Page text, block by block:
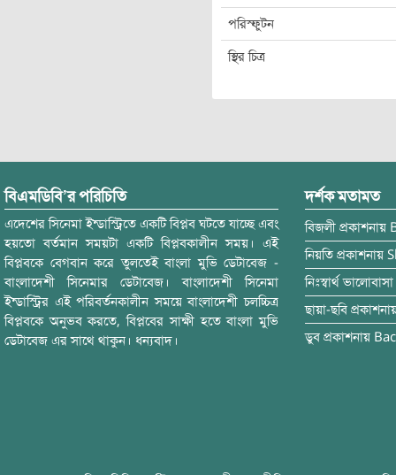
পরিস্ফুটন
স্থির চিত্র
বিএমডিবি’র পরিচিতি
এদেশের সিনেমা ইন্ডাস্ট্রিতে একটি বিপ্লব ঘটতে যাচ্ছে এবং
হয়তো বর্তমান সময়টা একটি বিপ্লবকালীন সময়। এই
বিপ্লবকে বেগবান করে তুলতেই বাংলা মুভি ডেটাবেজ -
বাংলাদেশী সিনেমার ডেটাবেজ। বাংলাদেশী সিনেমা
ইন্ডাস্ট্রির এই পরিবর্তনকালীন সময়ে বাংলাদেশী চলচ্চিত্র
বিপ্লবকে অনুভব করতে, বিপ্লবের সাক্ষী হতে বাংলা মুভি
ডেটাবেজ এর সাথে থাকুন। ধন্যবাদ।
দর্শক মতামত
বিজলী প্রকাশনায়
নিয়তি প্রকাশনায়
নিঃস্বার্থ ভালোবাসা
ছায়া-ছবি
ডুব প্রকাশনায়